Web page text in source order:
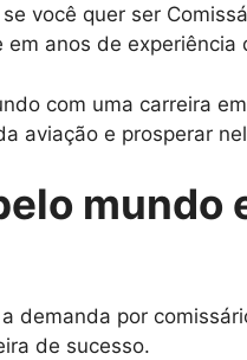
você quer ser
anos de
com uma carreira
aviação e prosperar
demanda por
de sucesso.